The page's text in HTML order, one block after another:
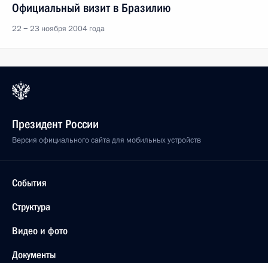
Официальный визит в Бразилию
22 − 23 ноября 2004 года
Президент России
Версия официального сайта для мобильных устройств
События
Структура
Видео и фото
Документы